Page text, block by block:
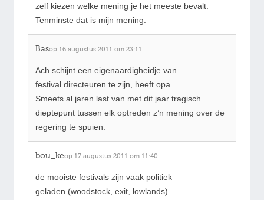
zelf kiezen welke mening je het meeste bevalt.
Tenminste dat is mijn mening.
Basop 16 augustus 2011 om 23:11
Ach schijnt een eigenaardigheidje van
festival directeuren te zijn, heeft opa
Smeets al jaren last van met dit jaar tragisch
dieptepunt tussen elk optreden z’n mening over de
regering te spuien.
bou_keop 17 augustus 2011 om 11:40
de mooiste festivals zijn vaak politiek
geladen (woodstock, exit, lowlands).